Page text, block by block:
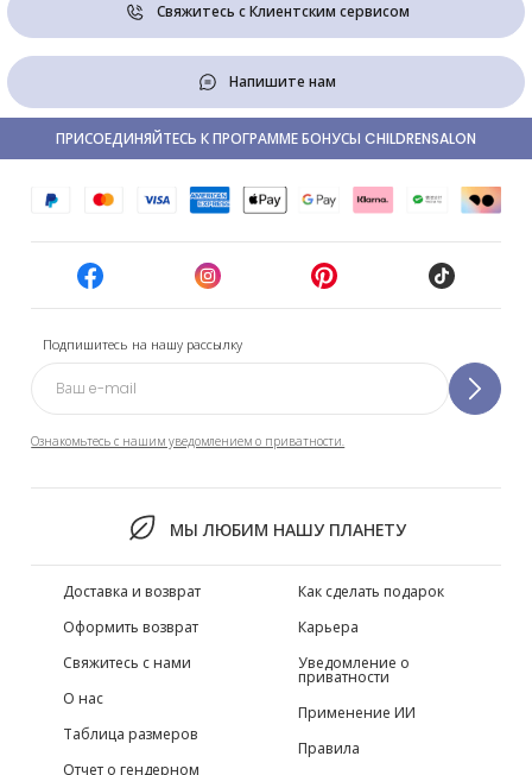
Свяжитесь с Клиентским сервисом
Напишите нам
Подпишитесь на нашу рассылку
Ознакомьтесь с нашим уведомлением о приватности.
МЫ ЛЮБИМ НАШУ ПЛАНЕТУ
ПРИСОЕДИНЯЙТЕСЬ К ПРОГРАММЕ БОНУСЫ CHILDRENSALON
Доставка и возврат
Оформить возврат
Свяжитесь с нами
О нас
Таблица размеров
Отчет о гендерном
Как сделать подарок
Карьера
Уведомление о
приватности
Применение ИИ
Правила